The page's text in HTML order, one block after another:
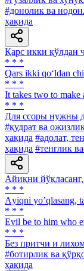
#донолик ва
ҳақида
Қарс икки қўлдан
* * *
Qars ikki qo‘ldan
* * *
It takes two to make
* * *
Для ссоры нужны
#қудрат ва
ҳақида #адолат,
ҳақида #тенглик
Айиқни йўқласанг,
* * *
Аyiqni yoʼqlasang,
* * *
Evil be to him who
* * *
Без притчи и
#ботирлик ва
ҳақида